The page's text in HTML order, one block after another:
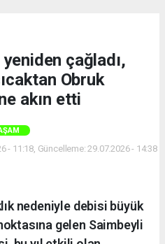
çağladı,
Obruk
akın etti
- 11:18, Güncelleme: 29.07.2026 - 14:38
nedeniyle debisi büyük
gelen Saimbeyli